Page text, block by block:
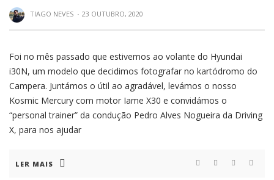
TIAGO NEVES · 23 OUTUBRO, 2020
Foi no mês passado que estivemos ao volante do Hyundai
i30N, um modelo que decidimos fotografar no kartódromo do
Campera. Juntámos o útil ao agradável, levámos o nosso
Kosmic Mercury com motor Iame X30 e convidámos o
“personal trainer” da condução Pedro Alves Nogueira da Driving
X, para nos ajudar
LER MAIS